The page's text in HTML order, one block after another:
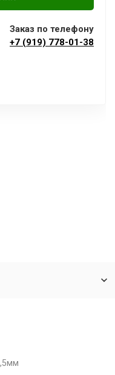
Заказ по телефону
+7 (919) 778-01-38